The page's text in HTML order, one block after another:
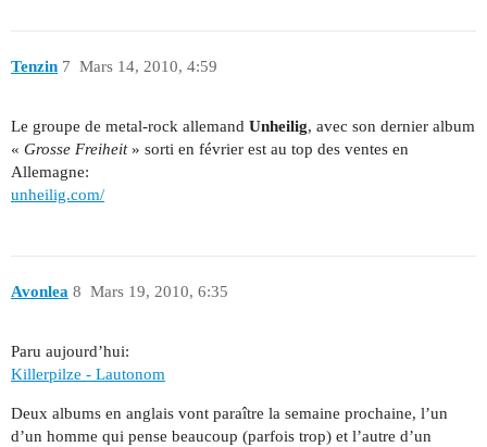
Tenzin Mars 14, 2010, 4:59
7
Le groupe de metal-rock allemand Unheilig, avec son dernier album
« Grosse Freiheit» sorti en février est au top des ventes en
Allemagne:
unheilig.com/
Avonlea Mars 19, 2010, 6:35
8
Paru aujourd’hui:
Killerpilze - Lautonom
Deux albums en anglais vont paraître la semaine prochaine, l’un
d’un homme qui pense beaucoup (parfois trop) et l’autre d’un